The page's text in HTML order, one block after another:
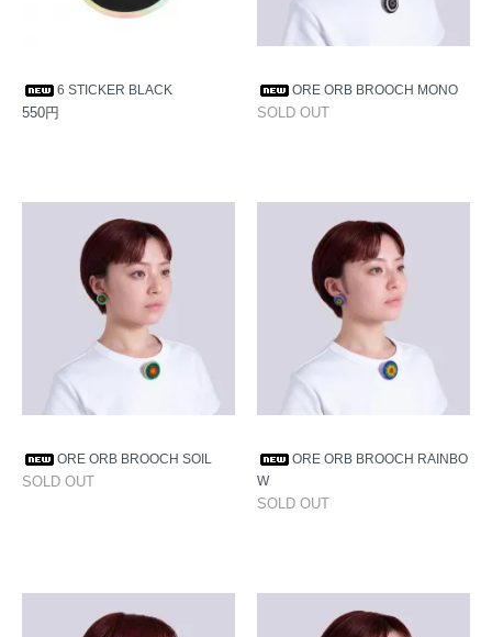
6 STICKER BLACK
550円
ORE ORB BROOCH MONO
SOLD OUT
ORE ORB BROOCH SOIL
SOLD OUT
ORE ORB BROOCH RAINBO
W
SOLD OUT